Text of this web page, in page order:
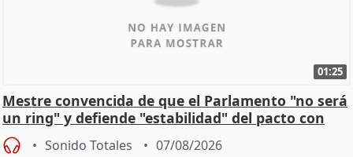
01:25
Mestre convencida de que el Parlamento "no será
un ring" y defiende "estabilidad" del pacto con
Vox
Sonido Totales 07/08/2026